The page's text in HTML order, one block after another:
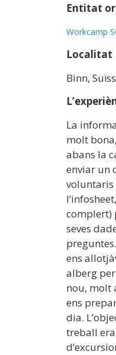
Entitat
Workcamp
Localitat
Binn,
La
molt
abans la
enviar un
voluntaris
complert)
seves
ens
alberg
nou, molt
ens
dia.
treball